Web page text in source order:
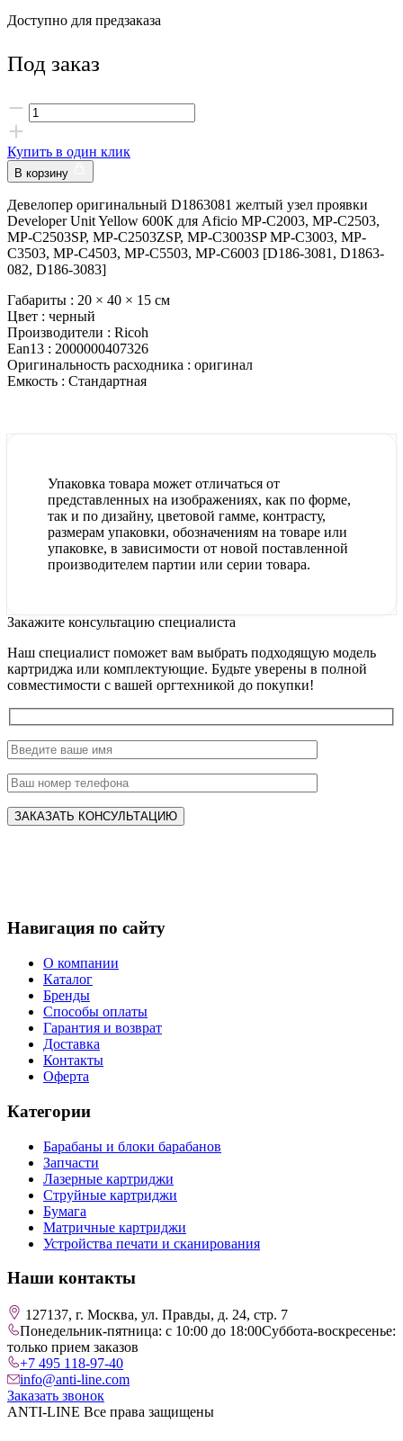
Доступно для предзаказа
Под заказ
Купить в один клик
В корзину
Девелопер оригинальный D1863081 желтый узел проявки
Developer Unit Yellow 600К для Aficio MP-C2003, MP-C2503,
MP-C2503SP, MP-C2503ZSP, MP-C3003SP MP-C3003, MP-
C3503, MP-C4503, MP-C5503, MP-C6003 [D186-3081, D1863-
082, D186-3083]
Габариты : 20 × 40 × 15 см
Цвет : черный
Производители : Ricoh
Ean13 : 2000000407326
Оригинальность расходника : оригинал
Емкость : Стандартная
Упаковка товара может отличаться от
представленных на изображениях, как по форме,
так и по дизайну, цветовой гамме, контрасту,
размерам упаковки, обозначениям на товаре или
упаковке, в зависимости от новой поставленной
производителем партии или серии товара.
Закажите консультацию специалиста
Наш специалист поможет вам выбрать подходящую модель
картриджа или комплектующие. Будьте уверены в полной
совместимости с вашей оргтехникой до покупки!
Навигация по сайту
О компании
Каталог
Бренды
Способы оплаты
Гарантия и возврат
Доставка
Контакты
Оферта
Категории
Барабаны и блоки барабанов
Запчасти
Лазерные картриджи
Струйные картриджи
Бумага
Матричные картриджи
Устройства печати и сканирования
Наши контакты
127137, г. Москва, ул. Правды, д. 24, стр. 7
Понедельник-пятница: с 10:00 до 18:00Суббота-воскресенье:
только прием заказов
+7 495 118-97-40
info@anti-line.com
Заказать звонок
ANTI-LINE Все права защищены